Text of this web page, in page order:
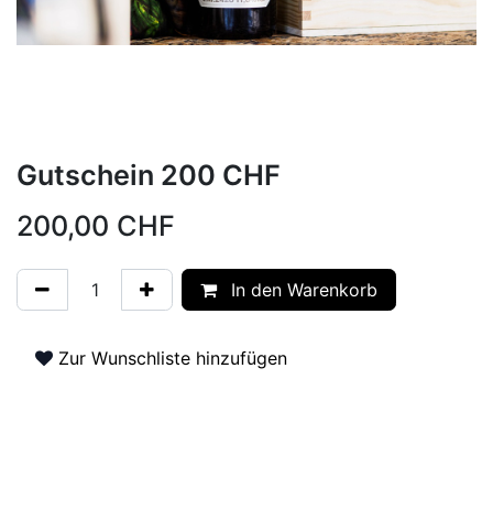
Gutschein 200 CHF
200,00 CHF
In den Warenkorb
Zur Wunschliste hinzufügen